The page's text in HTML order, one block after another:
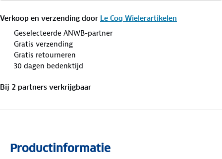
Verkoop en verzending door Le Coq Wielerartikelen
Geselecteerde ANWB-partner
Gratis verzending
Gratis retourneren
30 dagen bedenktijd
Bij 2 partners verkrijgbaar
Productinformatie